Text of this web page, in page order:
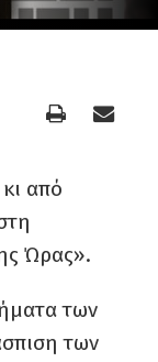
από
Ώρας».
των
των